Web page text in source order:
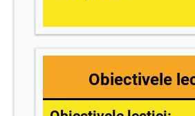
Obiectivele